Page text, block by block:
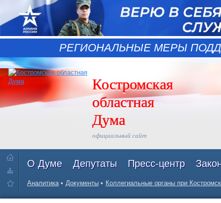
РЕГИОНАЛЬНЫЕ МЕРЫ
Костромская
областная
Дума
официальный сайт
О Думе Депутаты Пресс-центр
Аналитика Документы Коллегиальные органы при